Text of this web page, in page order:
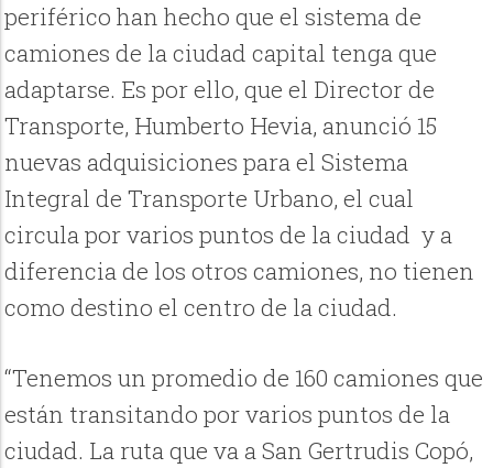
periférico han hecho que el sistema de
camiones de la ciudad capital tenga que
adaptarse. Es por ello, que el Director de
Transporte, Humberto Hevia, anunció 15
nuevas adquisiciones para el Sistema
Integral de Transporte Urbano, el cual
circula por varios puntos de la ciudad y a
diferencia de los otros camiones, no tienen
como destino el centro de la ciudad.
“Tenemos un promedio de 160 camiones que
están transitando por varios puntos de la
ciudad. La ruta que va a San Gertrudis Copó,